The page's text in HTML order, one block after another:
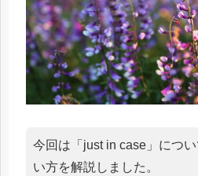
今回は「just in case」につ
い方を解説しました。